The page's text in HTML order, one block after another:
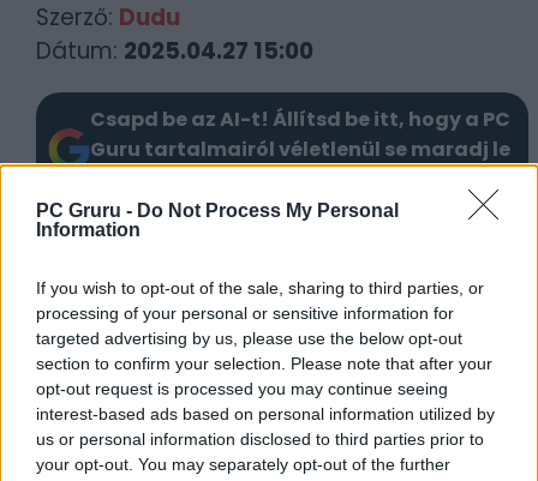
PC Gruru - Do Not Process My Personal
Information
If you wish to opt-out of the sale, sharing to third parties, or
processing of your personal or sensitive information for
targeted advertising by us, please use the below opt-out
section to confirm your selection. Please note that after your
opt-out request is processed you may continue seeing
interest-based ads based on personal information utilized by
us or personal information disclosed to third parties prior to
your opt-out. You may separately opt-out of the further
Szerző: Dudu
Dátum: 2025.04.27 15:00
Csapd be az AI-t! Állítsd be itt, hogy a PC
Guru tartalmairól véletlenül se maradj le
Januári megjelenések – A nagy Erő nagy
felelősséggel jár, pláne mesterlövészként
Februári érkezők – Jöhet egy kis Kingdom
Come 2, Civ 7 és Avowed?
Márciusi megjelenések – A páratlan
párosok hónapja!